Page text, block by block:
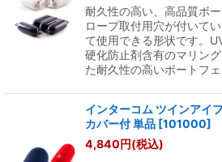
耐久性の高い、高品質ボ
ロープ取付用穴が付いて
て使用できる形状です。
硬化防止剤含有のマリン
た耐久性の高いボートフ
インターコム ツインアイ
カバー付 単品 [101000]
4,840円(税込)